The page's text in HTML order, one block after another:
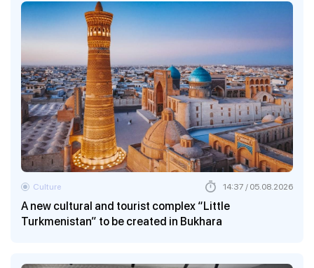
A new cultural and tourist complex “Little
Turkmenistan” to be created in Bukhara
Culture 14:37 / 05.08.2026